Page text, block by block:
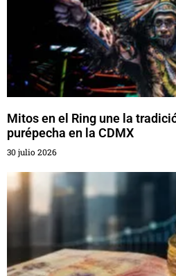
Mitos en el Ring une la
purépecha en la CDMX
30 julio 2026